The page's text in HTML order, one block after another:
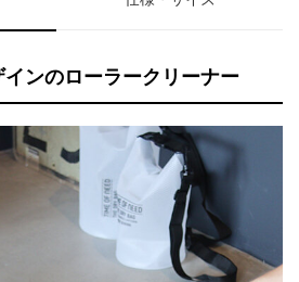
ンのローラークリーナー